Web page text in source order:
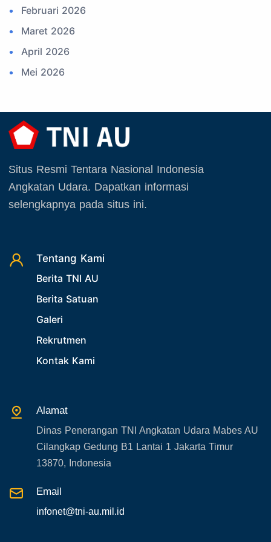
22. Latihan TNI
23. Operasi TNI
24. Operasi TNI AU
27. Politik
28. Bukan Berita TNI AU
29. Akademik
30. Organisasi TNI
31. SPAM
34. Agenda Kabupaten/Kota
35. Gangguan bandara
36. Kecelakaan pesawat TNI
37. Kecelakaan pesawat swasta
38. Bencana Alam
39. Gangguan KAMTIBMAS
Februari 2026
Maret 2026
April 2026
Mei 2026
Juli 2026
Agustus 2026
Oktober 2025
November 2025
Situs Resmi Tentara Nasional Indonesia
Angkatan Udara. Dapatkan informasi
selengkapnya pada situs ini.
Tentang Kami
Berita TNI AU
Berita Satuan
Galeri
Rekrutmen
Kontak Kami
Alamat
Dinas Penerangan TNI Angkatan Udara Mabes AU
Cilangkap Gedung B1 Lantai 1 Jakarta Timur
13870, Indonesia
Email
infonet@tni-au.mil.id